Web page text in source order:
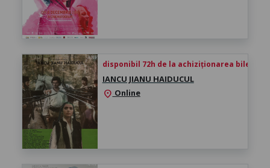
disponibil 72h de la achiziționarea biletului
IANCU JIANU HAIDUCUL
location_on Online